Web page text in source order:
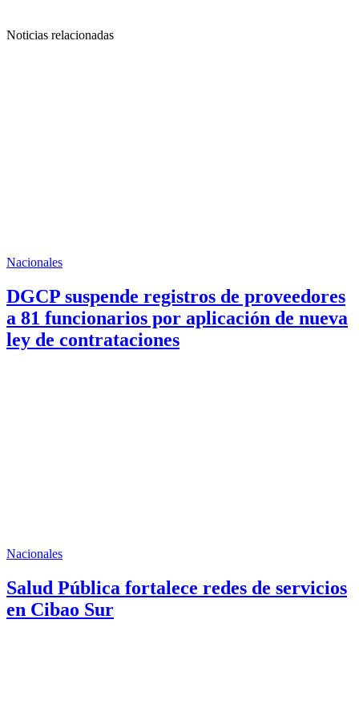
Noticias relacionadas
Nacionales
DGCP suspende registros de proveedores
a 81 funcionarios por aplicación de nueva
ley de contrataciones
Nacionales
Salud Pública fortalece redes de servicios
en Cibao Sur